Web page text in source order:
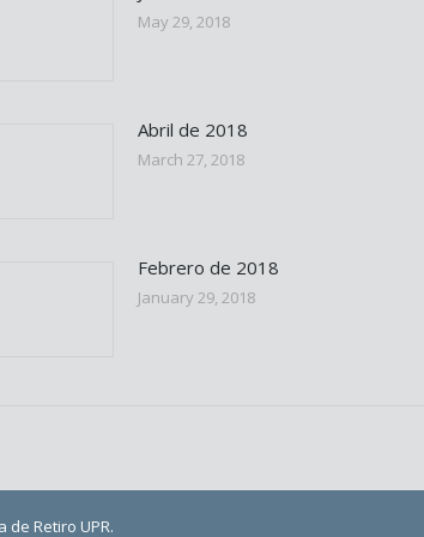
May 29, 2018
Abril de 2018
March 27, 2018
Febrero de 2018
January 29, 2018
Retiro UPR.